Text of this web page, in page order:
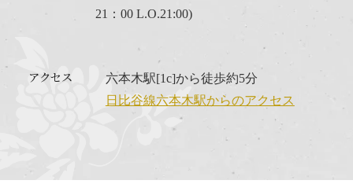
21：00 L.O.21:00)
アクセス
六本木駅[1c]から徒歩約5分
日比谷線六本木駅からのアクセス